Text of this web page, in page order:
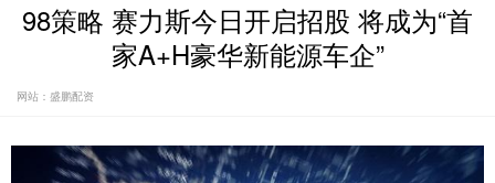
98策略 赛力斯今日开启招股 将成为“首
家A+H豪华新能源车企”
网站：盛鹏配资